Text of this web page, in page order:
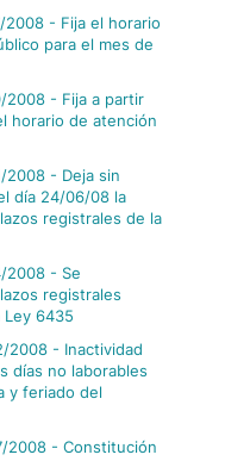
2008 - Fija el horario
para el mes de
2008 - Fija a partir
horario de atención
2008 - Deja sin
día 24/06/08 la
registrales de la
2008 - Se
registrales
6435
2008 - Inactividad
días no laborables
y feriado del
2008 - Constitución